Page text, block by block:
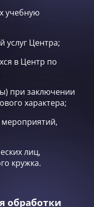
учебную
услуг Центра;
в Центр по
при заключении
характера;
мероприятий,
лиц,
кружка.
обработки